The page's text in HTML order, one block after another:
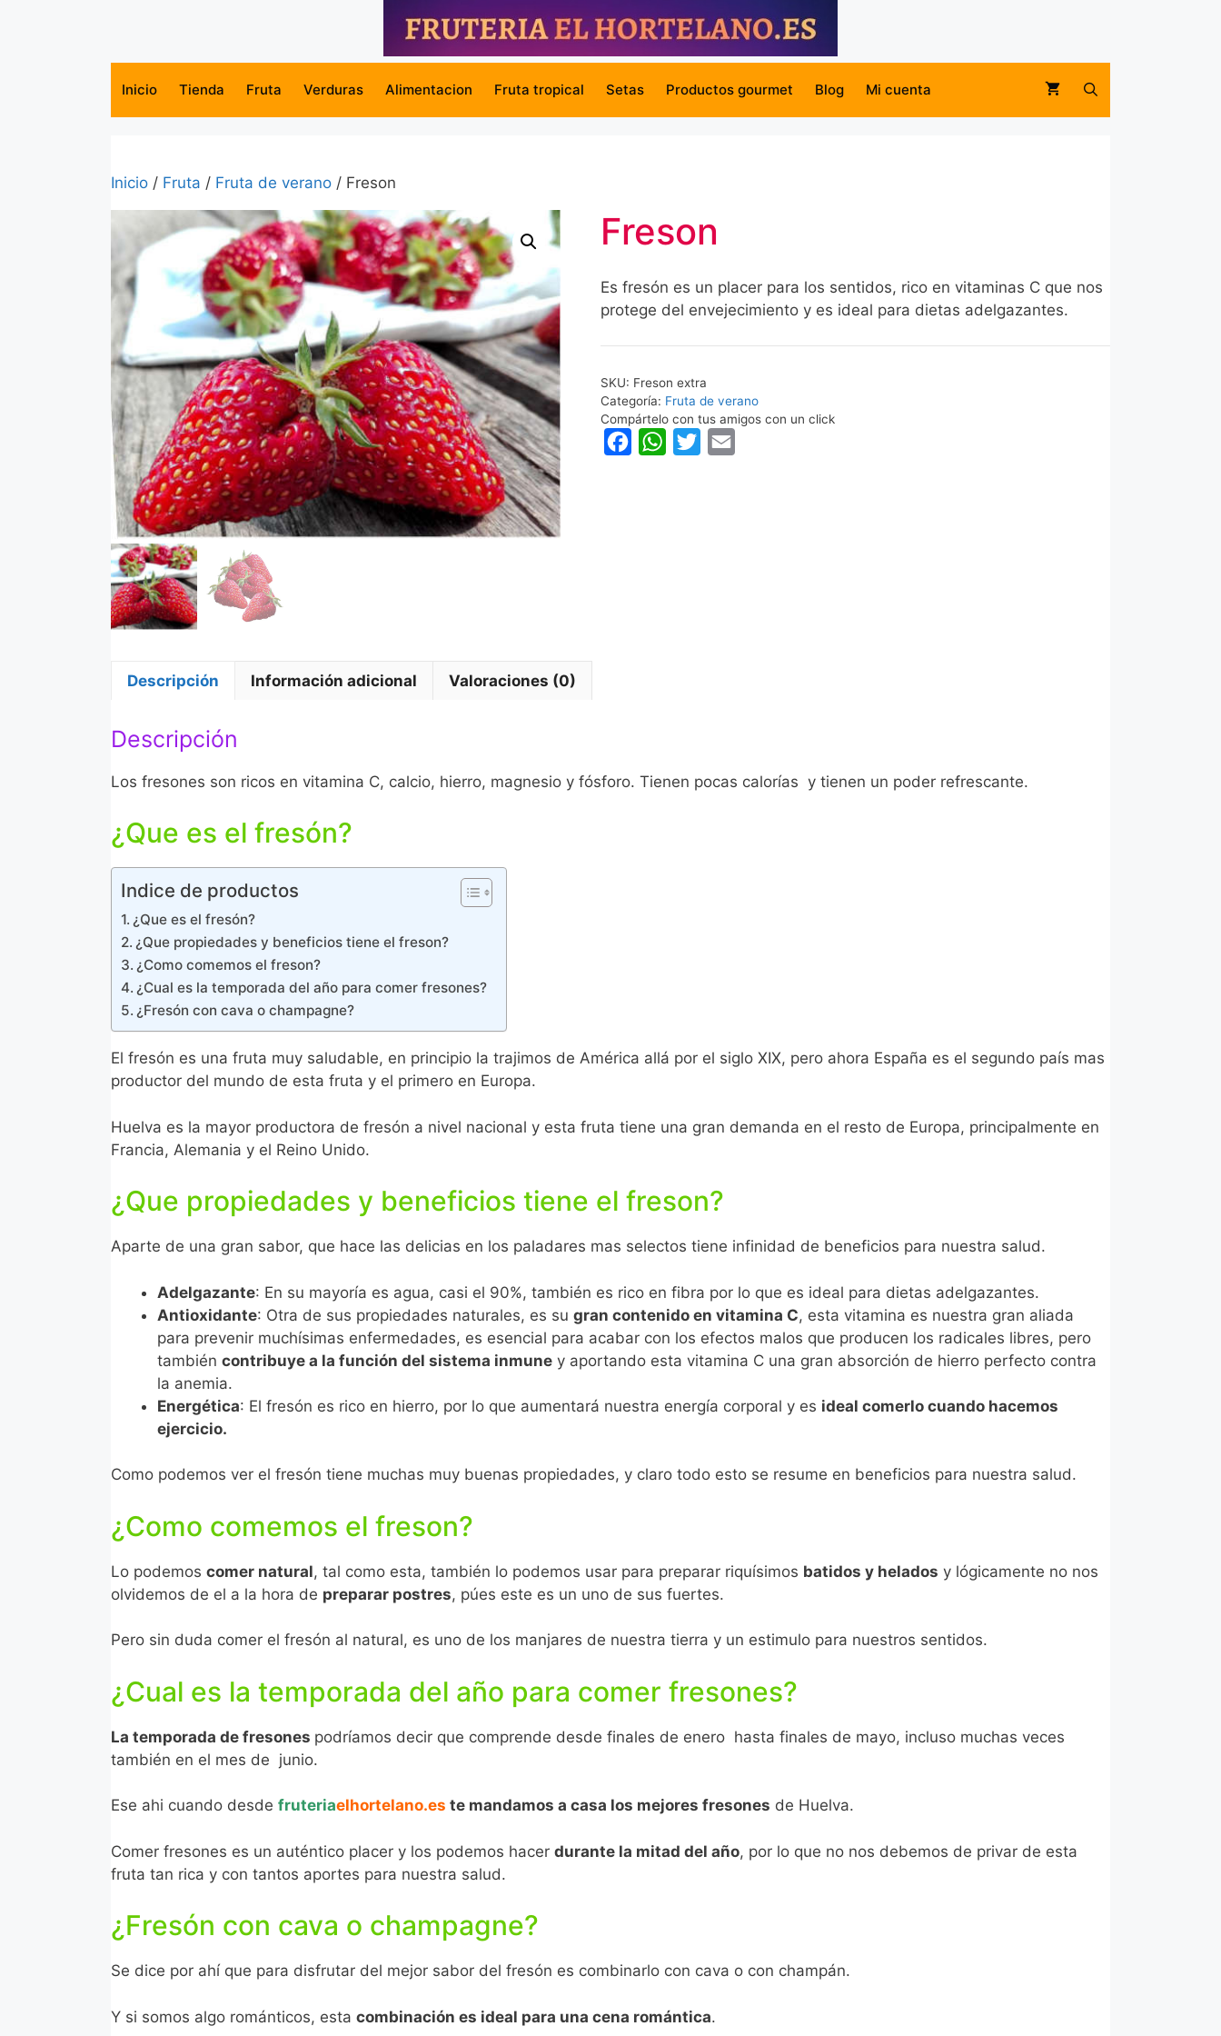
Inicio Tienda Fruta Verduras Alimentacion Fruta tropical Setas Productos gourmet Blog Mi cuenta
Inicio / Fruta / Fruta de verano / Freson
Freson
Es fresón es un placer para los sentidos, rico en vitaminas C que nos
protege del envejecimiento y es ideal para dietas adelgazantes.
SKU: Freson extra
Categoría: Fruta de verano
Compártelo con tus amigos con un click
W
Descripción Información adicional Valoraciones (0)
Descripción
Los fresones son ricos en vitamina C, calcio, ​​hierro, magnesio y fósforo. Tienen pocas calorías y tienen un poder refrescante.
¿Que es el fresón?
Indice de productos
¿Que es el fresón?
¿Que propiedades y beneficios tiene el freson?
¿Como comemos el freson?
¿Cual es la temporada del año para comer fresones?
¿Fresón con cava o champagne?
El fresón es una fruta muy saludable, en principio la trajimos de América allá por el siglo XIX, pero ahora España es el segundo país mas
productor del mundo de esta fruta y el primero en Europa.
Huelva es la mayor productora de fresón a nivel nacional y esta fruta tiene una gran demanda en el resto de Europa, principalmente en
Francia, Alemania y el Reino Unido.
¿Que propiedades y beneficios tiene el freson?
Aparte de una gran sabor, que hace las delicias en los paladares mas selectos tiene infinidad de beneficios para nuestra salud.
Adelgazante: En su mayoría es agua, casi el 90%, también es rico en fibra por lo que es ideal para dietas adelgazantes.
Antioxidante: Otra de sus propiedades naturales, es su gran contenido en vitamina C, esta vitamina es nuestra gran aliada
para prevenir muchísimas enfermedades, es esencial para acabar con los efectos malos que producen los radicales libres, pero
también contribuye a la función del sistema inmune y aportando esta vitamina C una gran absorción de hierro perfecto contra
la anemia.
Energética: El fresón es rico en hierro, por lo que aumentará nuestra energía corporal y es ideal comerlo cuando hacemos
ejercicio.
Como podemos ver el fresón tiene muchas muy buenas propiedades, y claro todo esto se resume en beneficios para nuestra salud.
¿Como comemos el freson?
Lo podemos comer natural, tal como esta, también lo podemos usar para preparar riquísimos batidos y helados y lógicamente no nos
olvidemos de el a la hora de preparar postres, púes este es un uno de sus fuertes.
Pero sin duda comer el fresón al natural, es uno de los manjares de nuestra tierra y un estimulo para nuestros sentidos.
¿Cual es la temporada del año para comer fresones?
La temporada de fresones podríamos decir que comprende desde finales de enero hasta finales de mayo, incluso muchas veces
también en el mes de junio.
Ese ahi cuando desde fruteriaelhortelano.es te mandamos a casa los mejores fresones de Huelva.
Comer fresones es un auténtico placer y los podemos hacer durante la mitad del año, por lo que no nos debemos de privar de esta
fruta tan rica y con tantos aportes para nuestra salud.
¿Fresón con cava o champagne?
Se dice por ahí que para disfrutar del mejor sabor del fresón es combinarlo con cava o con champán.
Y si somos algo románticos, esta combinación es ideal para una cena romántica.